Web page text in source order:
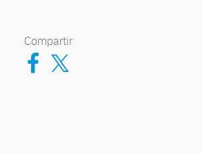
Compartir
Compartir en Facebook
Compartir en Twitter